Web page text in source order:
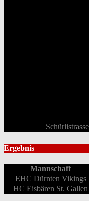
Ergebnis
Mannschaft
EHC Dürnten Vikings
HC Eisbären St. Gallen